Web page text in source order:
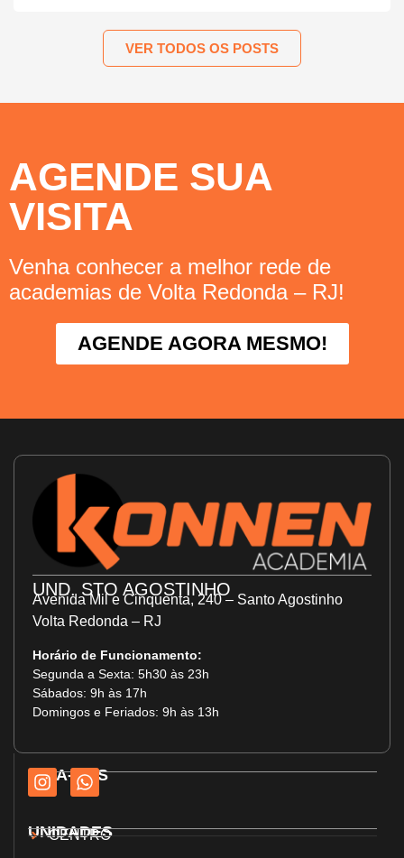
VER TODOS OS POSTS
AGENDE SUA
VISITA
Venha conhecer a melhor rede de
academias de Volta Redonda – RJ!
AGENDE AGORA MESMO!
UND. STO AGOSTINHO
Avenida Mil e Cinquenta, 240 – Santo Agostinho
Volta Redonda – RJ
Horário de Funcionamento:
Segunda a Sexta: 5h30 às 23h
Sábados: 9h às 17h
Domingos e Feriados: 9h às 13h
SIGA-NOS
UNIDADES
CENTRO